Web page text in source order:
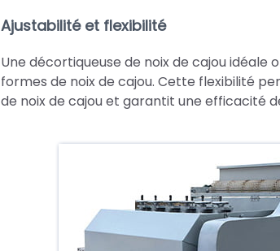
Ajustabilité et flexibilité
Une décortiqueuse de noix de cajou
formes de noix de cajou. Cette flexibilité
de noix de cajou et garantit une efficacité